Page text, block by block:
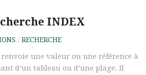
INDEX
/ RECHERCHE
une valeur ou une référence à
d’un tableau ou d’une plage. Il